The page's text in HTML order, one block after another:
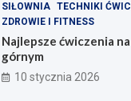
SIŁOWNIA TECHNIKI
ZDROWIE I FITNESS
Najlepsze ćwiczenia
górnym
10 stycznia 2026